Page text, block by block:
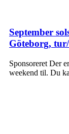
September
Göteborg,
Sponsoreret Der
weekend til. Du